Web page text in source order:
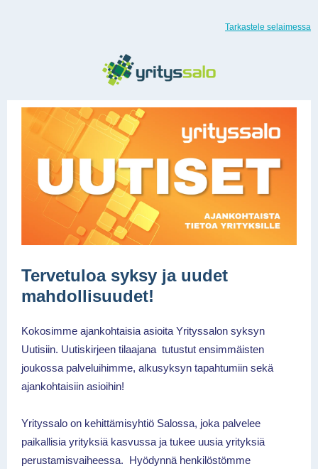
Tarkastele selaimessa
Tervetuloa syksy ja uudet
mahdollisuudet!
Kokosimme ajankohtaisia asioita Yrityssalon syksyn
Uutisiin. Uutiskirjeen tilaajana tutustut ensimmäisten
joukossa palveluihimme, alkusyksyn tapahtumiin sekä
ajankohtaisiin asioihin!
Yrityssalo on kehittämisyhtiö Salossa, joka palvelee
paikallisia yrityksiä kasvussa ja tukee uusia yrityksiä
perustamisvaiheessa. Hyödynnä henkilöstömme